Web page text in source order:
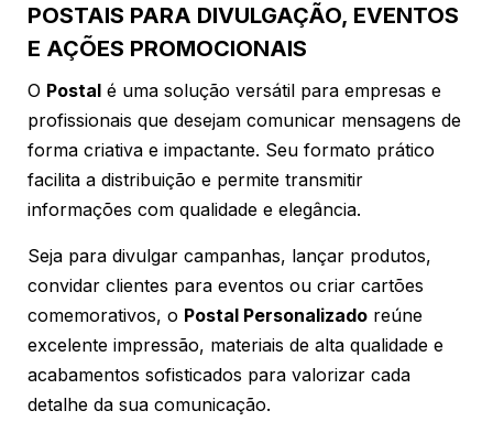
POSTAIS PARA DIVULGAÇÃO, EVENTOS
E AÇÕES PROMOCIONAIS
O Postal é uma solução versátil para empresas e
profissionais que desejam comunicar mensagens de
forma criativa e impactante. Seu formato prático
facilita a distribuição e permite transmitir
informações com qualidade e elegância.
Seja para divulgar campanhas, lançar produtos,
convidar clientes para eventos ou criar cartões
comemorativos, o Postal Personalizado reúne
excelente impressão, materiais de alta qualidade e
acabamentos sofisticados para valorizar cada
detalhe da sua comunicação.